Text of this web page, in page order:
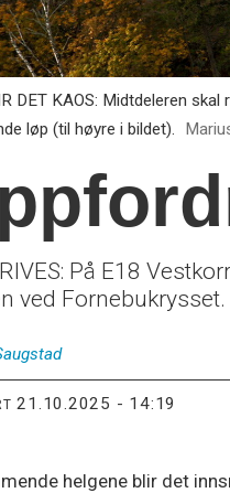
DET KAOS: Midtdeleren
løp (til høyre i bildet).
På E18
ved Fornebukrysset.
21.10.2025 - 14:19
helgene blir det